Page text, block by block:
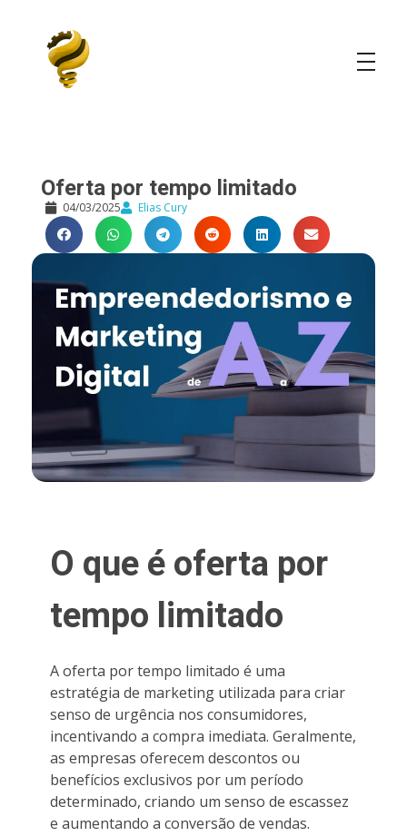
Oferta por tempo limitado
04/03/2025 Elias Cury
O que é oferta por
tempo limitado
A oferta por tempo limitado é uma
estratégia de marketing utilizada para criar
senso de urgência nos consumidores,
incentivando a compra imediata. Geralmente,
as empresas oferecem descontos ou
benefícios exclusivos por um período
determinado, criando um senso de escassez
e aumentando a conversão de vendas.